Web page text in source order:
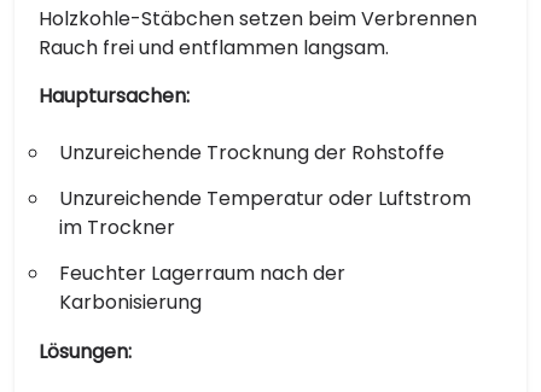
Holzkohle-Stäbchen setzen beim Verbrennen
Rauch frei und entflammen langsam.
Hauptursachen:
Unzureichende Trocknung der Rohstoffe
Unzureichende Temperatur oder Luftstrom
im Trockner
Feuchter Lagerraum nach der
Karbonisierung
Lösungen: